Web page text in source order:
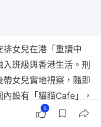
女兒在港「重讀中
班級與香港生活。刑
女兒實地視察，隨即
設有「貓貓Cafe」，
習英語，告別死記硬
5